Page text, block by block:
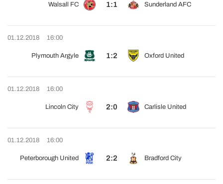
Walsall FC 1:1 Sunderland AFC
01.12.2018 16:00
Plymouth Argyle 1:2 Oxford United
01.12.2018 16:00
Lincoln City 2:0 Carlisle United
01.12.2018 16:00
Peterborough United 2:2 Bradford City